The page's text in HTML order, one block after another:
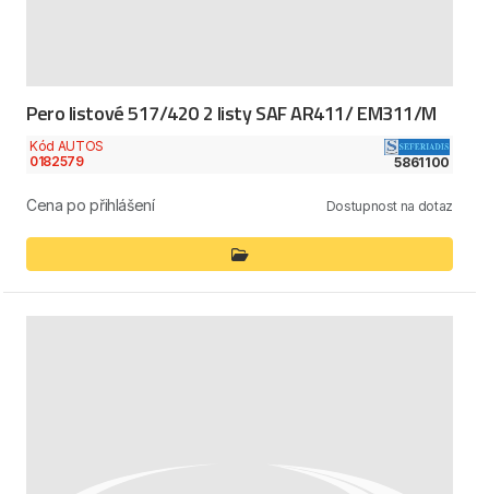
Pero listové 517/420 2 listy SAF AR411/ EM311/M
Kód AUTOS
0182579
5861100
Cena po přihlášení Dostupnost na dotaz